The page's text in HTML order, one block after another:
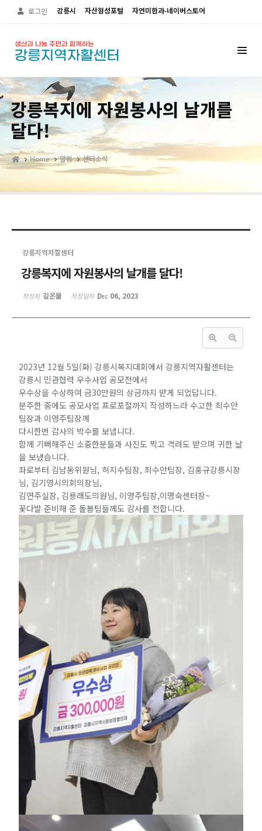
로그인 강릉시 자산형성포털 자연미한과-네이버스토어
강릉복지에 자원봉사의 날개를
달다!
Home 알림 센터소식
강릉지역자할센터
강릉복지에 자원봉사의 날개를 달다!
작성자 깊은물 작성일자 Dec 06, 2023
2023년 12월 5일(화) 강릉시복지대회에서 강릉지역자활센터는
강릉시 민관협력 우수사업 공모전에서
우수상을 수상하여 금30만원의 상금까지 받게 되었답니다.
분주한 중에도 공모사업 프로포절까지 작성하느라 수고한 최수안
팀장과 이영주팀장께
다시한번 감사의 박수를 보냅니다.
함께 기뻐해주신 소중한분들과 사진도 찍고 격려도 받으며 귀한 날
을 보냈습니다.
좌로부터 김남동위원님, 허지수팀장, 최수안팀장, 김홍규강릉시장
님, 김기영시의회의장님,
김연주실장, 김용래도의원님, 이영주팀장,이명숙센터장~
꽃다발 준비해 준 돌봄팀들께도 감사를 전합니다.
Sketchbook5, 스케치북5